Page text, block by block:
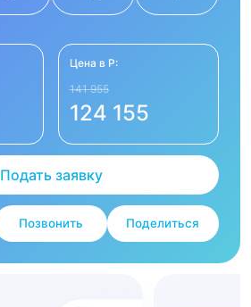
Цена в Р:
141 955
124 155
Подать заявку
Позвонить Поделиться